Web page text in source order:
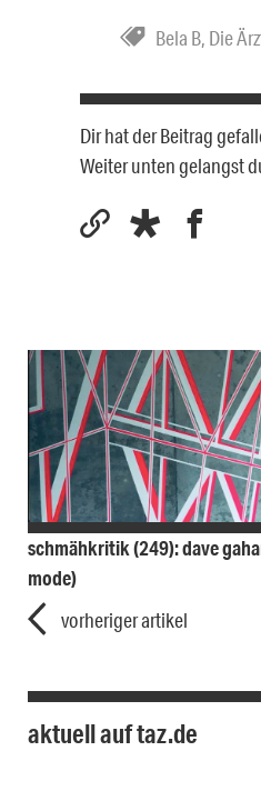
Bela B, Die
Dir hat der Beitrag
Weiter unten gelangst
schmähkritik (249): dave
mode)
vorheriger artikel
aktuell auf taz.de